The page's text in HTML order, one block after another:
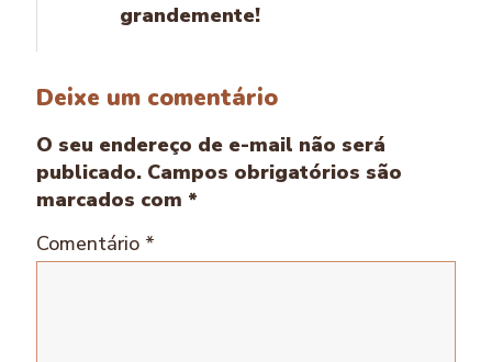
grandemente!
Deixe um comentário
O seu endereço de e-mail não será
publicado. Campos obrigatórios são
marcados com *
Comentário *